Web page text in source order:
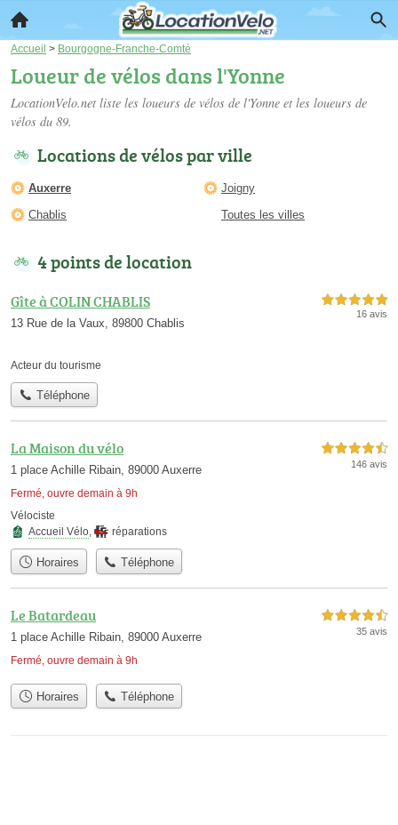
Accueil > Bourgogne-Franche-Comté
Loueur de vélos dans l'Yonne
LocationVelo.net liste les loueurs de vélos de l'Yonne et les loueurs de
vélos du 89.
Locations de vélos par ville
Auxerre
Chablis
Joigny
Toutes les villes
4 points de location
Gîte à COLIN CHABLIS
13 Rue de la Vaux, 89800 Chablis
5,0 étoiles sur 5
16 avis
Acteur du tourisme
Téléphone
La Maison du vélo
1 place Achille Ribain, 89000 Auxerre
Fermé, ouvre demain à 9h
4,5 étoiles sur 5
146 avis
Vélociste
Accueil Vélo, réparations
Horaires Téléphone
Le Batardeau
1 place Achille Ribain, 89000 Auxerre
Fermé, ouvre demain à 9h
4,5 étoiles sur 5
35 avis
Horaires Téléphone